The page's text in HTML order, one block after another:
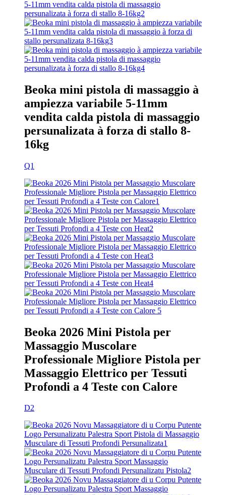
Beoka mini pistola di massaggio à
ampiezza variabile 5-11mm
vendita calda pistola di massaggio
persunalizata à forza di stallo 8-
16kg
Q1
Beoka 2026 Mini Pistola per
Massaggio Muscolare
Professionale Migliore Pistola per
Massaggio Elettrico per Tessuti
Profondi a 4 Teste con Calore
D2